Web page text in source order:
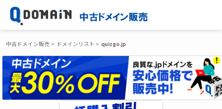
中古ドメイン販売 ドメインリスト quizgo.jp